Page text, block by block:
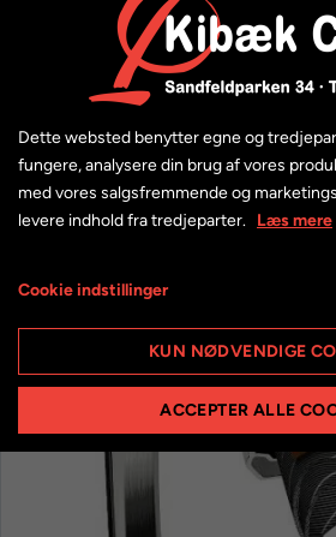
Relaterede produkter
Dette websted benytter egne og
fungere, analysere din brug af vores
med vores salgsfremmende og
levere indhold fra tredjeparter. Læs mere
Cookie indstillinger
KUN NØDVENDIGE
ACCEPTER ALLE